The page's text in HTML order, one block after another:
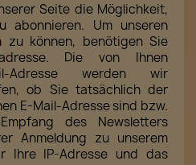
Seite die Möglichkeit,
abonnieren. Um unseren
zu können, benötigen Sie
Die von Ihnen
Adresse werden wir
ob Sie tatsächlich der
E-Mail-Adresse sind bzw.
des Newsletters
Anmeldung zu unserem
Ihre IP-Adresse und das